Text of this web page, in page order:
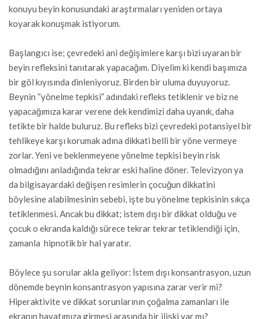
konuyu beyin konusundaki araştırmaları yeniden ortaya
koyarak konuşmak istiyorum.
Başlangıcı ise; çevredeki ani değişimlere karşı bizi uyaran bir
beyin refleksini tanıtarak yapacağım. Diyelim ki kendi başımıza
bir göl kıyısında dinleniyoruz. Birden bir uluma duyuyoruz.
Beynin “yönelme tepkisi” adındaki refleks tetiklenir ve biz ne
yapacağımıza karar verene dek kendimizi daha uyanık, daha
tetikte bir halde buluruz. Bu refleks bizi çevredeki potansiyel bir
tehlikeye karşı korumak adına dikkati belli bir yöne vermeye
zorlar. Yeni ve beklenmeyene yönelme tepkisi beyin risk
olmadığını anladığında tekrar eski haline döner. Televizyon ya
da bilgisayardaki değişen resimlerin çocuğun dikkatini
böylesine alabilmesinin sebebi, işte bu yönelme tepkisinin sıkça
tetiklenmesi. Ancak bu dikkat; istem dışı bir dikkat olduğu ve
çocuk o ekranda kaldığı sürece tekrar tekrar tetiklendiği için,
zamanla hipnotik bir hal yaratır.
Böylece şu sorular akla geliyor: İstem dışı konsantrasyon, uzun
dönemde beynin konsantrasyon yapısına zarar verir mi?
Hiperaktivite ve dikkat sorunlarının çoğalma zamanları ile
ekranın hayatımıza girmesi arasında bir ilişki var mı?